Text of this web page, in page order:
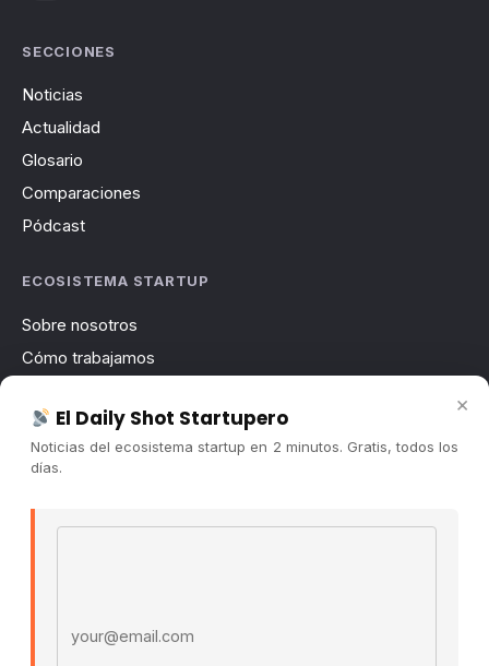
SECCIONES
Noticias
Actualidad
Glosario
Comparaciones
Pódcast
ECOSISTEMA STARTUP
Sobre nosotros
Cómo trabajamos
Contacto
Publicidad
×
El Daily Shot Startupero
Noticias del ecosistema startup en 2 minutos. Gratis, todos los
días.